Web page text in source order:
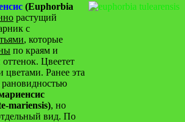
(Euphorbia
растущий
с
, которые
по краям и
Цвеетет
цветами. Ранее эта
рановидностью
mariensis), но
вид. По